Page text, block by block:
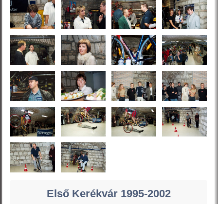
Első Kerékvár 1995-2002